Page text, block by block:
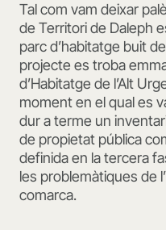
Tal com vam deixar
de Territori de Daleph
parc d’habitatge buit
projecte es troba
d’Habitatge de l’Alt
moment en el qual es
dur a terme un
de propietat pública
definida en la tercera
les problemàtiques de
comarca.